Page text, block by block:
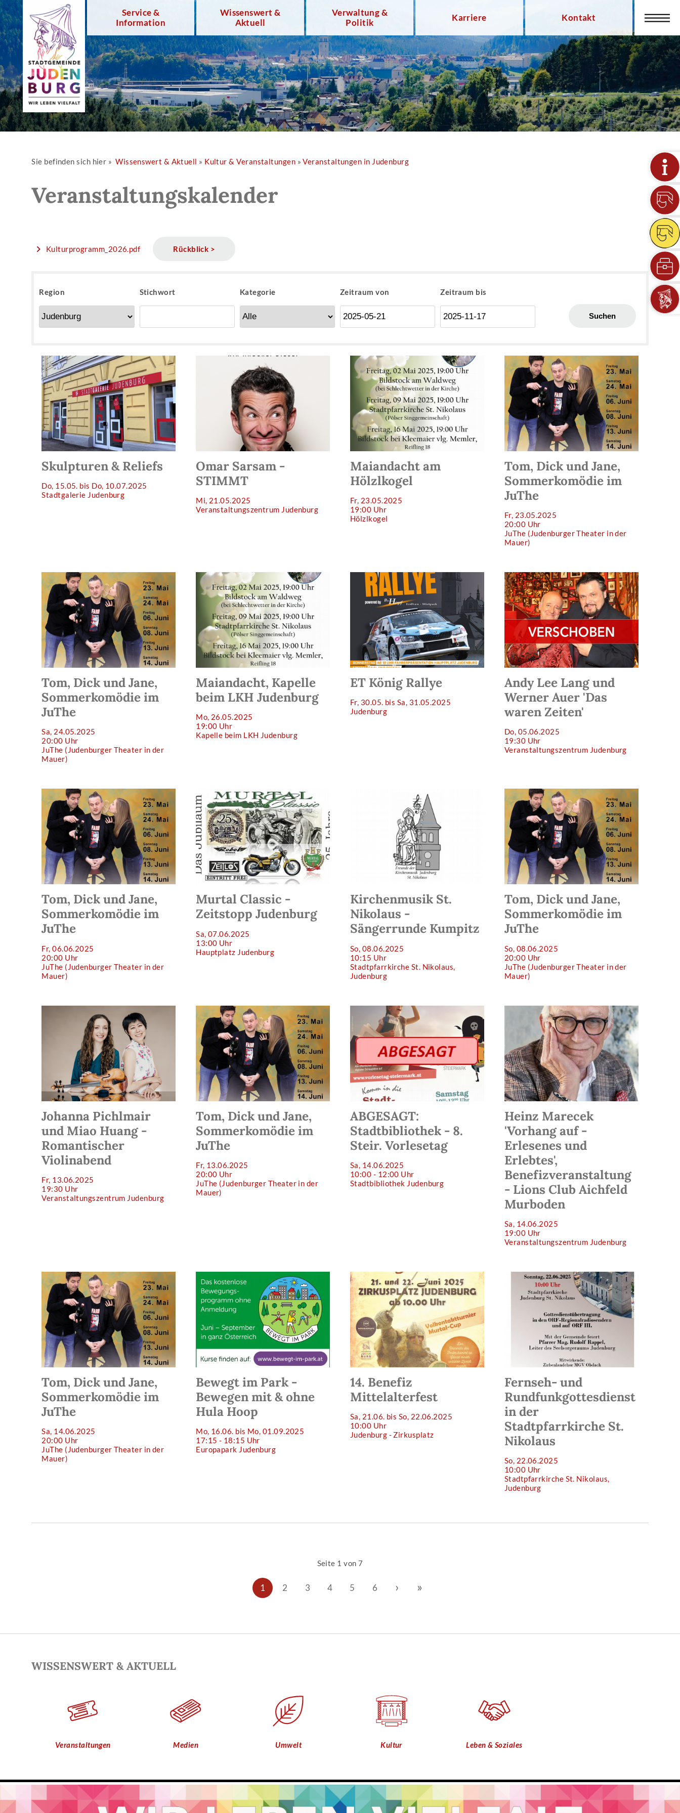
Service &
Information
Wissenswert &
Aktuell
Verwaltung &
Politik
Karriere Kontakt
Sie befinden sich hier »Wissenswert & Aktuell » Kultur & Veranstaltungen »Veranstaltungen in Judenburg
Veranstaltungskalender
Kulturprogramm_2026.pdf Rückblick >
Region Stichwort Kategorie Zeitraum von Zeitraum bis
Skulpturen & Reliefs
Do, 15.05. bis Do, 10.07.2025
Stadtgalerie Judenburg
Omar Sarsam -
STIMMT
Mi, 21.05.2025
Veranstaltungszentrum Judenburg
Maiandacht am
Hölzlkogel
Fr, 23.05.2025
19:00 Uhr
Hölzlkogel
Tom, Dick und Jane,
Sommerkomödie im
JuThe
Fr, 23.05.2025
20:00 Uhr
JuThe (Judenburger Theater in der
Mauer)
Tom, Dick und Jane,
Sommerkomödie im
JuThe
Sa, 24.05.2025
20:00 Uhr
JuThe (Judenburger Theater in der
Mauer)
Maiandacht, Kapelle
beim LKH Judenburg
Mo, 26.05.2025
19:00 Uhr
Kapelle beim LKH Judenburg
ET König Rallye
Fr, 30.05. bis Sa, 31.05.2025
Judenburg
Andy Lee Lang und
Werner Auer 'Das
waren Zeiten'
Do, 05.06.2025
19:30 Uhr
Veranstaltungszentrum Judenburg
Tom, Dick und Jane,
Sommerkomödie im
JuThe
Fr, 06.06.2025
20:00 Uhr
JuThe (Judenburger Theater in der
Mauer)
Murtal Classic -
Zeitstopp Judenburg
Sa, 07.06.2025
13:00 Uhr
Hauptplatz Judenburg
Kirchenmusik St.
Nikolaus -
Sängerrunde Kumpitz
So, 08.06.2025
10:15 Uhr
Stadtpfarrkirche St. Nikolaus,
Judenburg
Tom, Dick und Jane,
Sommerkomödie im
JuThe
So, 08.06.2025
20:00 Uhr
JuThe (Judenburger Theater in der
Mauer)
Johanna Pichlmair
und Miao Huang -
Romantischer
Violinabend
Fr, 13.06.2025
19:30 Uhr
Veranstaltungszentrum Judenburg
Tom, Dick und Jane,
Sommerkomödie im
JuThe
Fr, 13.06.2025
20:00 Uhr
JuThe (Judenburger Theater in der
Mauer)
ABGESAGT:
Stadtbibliothek - 8.
Steir. Vorlesetag
Sa, 14.06.2025
10:00 - 12:00 Uhr
Stadtbibliothek Judenburg
Heinz Marecek
'Vorhang auf -
Erlesenes und
Erlebtes',
Benefizveranstaltung
- Lions Club Aichfeld
Murboden
Sa, 14.06.2025
19:00 Uhr
Veranstaltungszentrum Judenburg
Tom, Dick und Jane,
Sommerkomödie im
JuThe
Sa, 14.06.2025
20:00 Uhr
JuThe (Judenburger Theater in der
Mauer)
Bewegt im Park -
Bewegen mit & ohne
Hula Hoop
Mo, 16.06. bis Mo, 01.09.2025
17:15 - 18:15 Uhr
Europapark Judenburg
14. Benefiz
Mittelalterfest
Sa, 21.06. bis So, 22.06.2025
10:00 Uhr
Judenburg - Zirkusplatz
Fernseh- und
Rundfunkgottesdienst
in der
Stadtpfarrkirche St.
Nikolaus
So, 22.06.2025
10:00 Uhr
Stadtpfarrkirche St. Nikolaus,
Judenburg
Seite 1 von 7
1 2 3 4 5 6 › »
WISSENSWERT & AKTUELL
Veranstaltungen Medien Umwelt Kultur Leben & Soziales